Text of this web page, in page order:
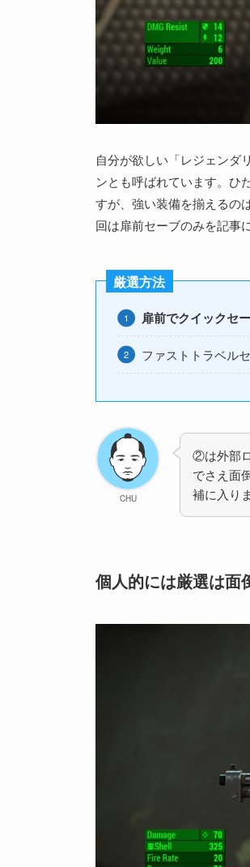
自分が欲しい「レジェンダ
ンとも呼ばれています。ひ
すが、強い装備を揃えるの
回は扉前セーブのみを記事
厳選方法
扉前でクイックセ
ファストトラベル
CHU
②は外部
でさえ面
補に入り
個人的には厳選は面